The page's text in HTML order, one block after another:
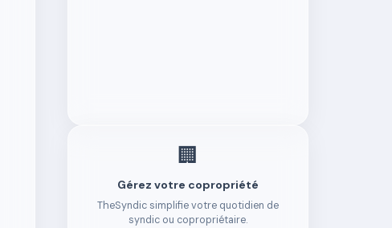
🏢
Gérez votre copropriété
TheSyndic simplifie votre quotidien de
syndic ou copropriétaire.